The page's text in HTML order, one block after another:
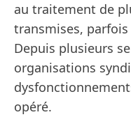
au traitement de
transmises,
Depuis plusieurs
organisations
opéré.